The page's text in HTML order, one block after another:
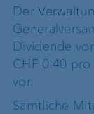
Der
Dividende
CHF 0.40
vor.
Sämtliche